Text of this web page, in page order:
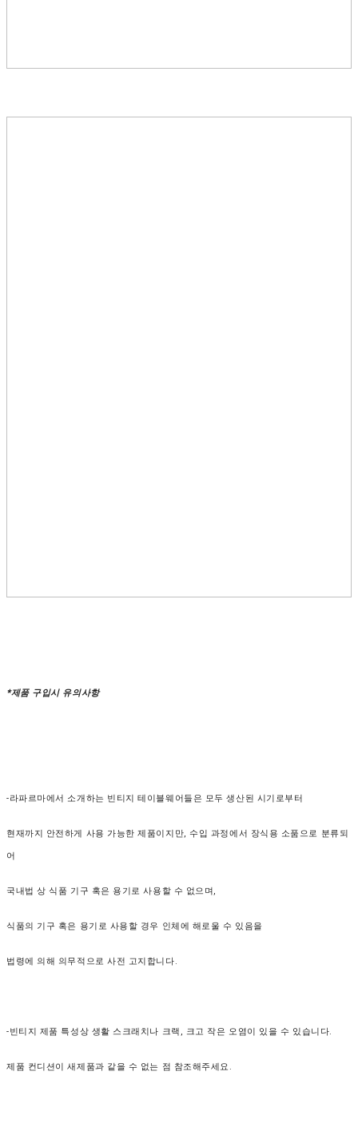
*제품 구입시 유의사항
-라파르마에서 소개하는 빈티지 테이블웨어들은 모두 생산된 시기로부터
현재까지 안전하게 사용 가능한 제품이지만, 수입 과정에서 장식용 소품으로 분류되
어
국내법 상 식품 기구 혹은 용기로 사용할 수 없으며,
식품의 기구 혹은 용기로 사용할 경우 인체에 해로울 수 있음을
법령에 의해 의무적으로 사전 고지합니다.
-빈티지 제품 특성상 생활 스크래치나 크랙, 크고 작은 오염이 있을 수 있습니다.
제품 컨디션이 새제품과 같을 수 없는 점 참조해주세요.